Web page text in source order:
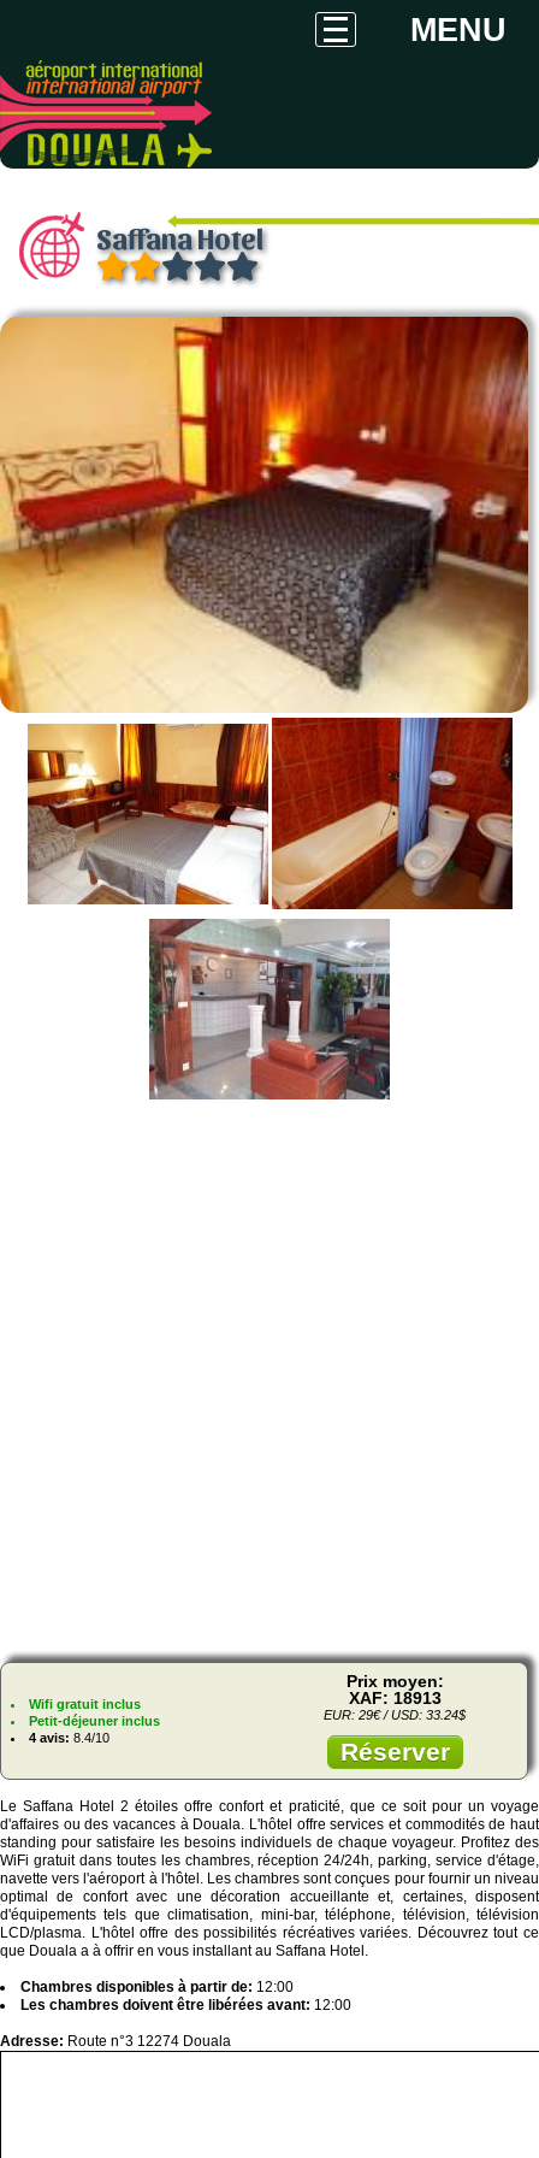
MENU
Saffana Hotel
Wifi gratuit inclus
Petit-déjeuner inclus
4 avis: 8.4/10
Prix moyen:
XAF: 18913
EUR: 29€ / USD: 33.24$
Réserver
Le Saffana Hotel 2 étoiles offre confort et praticité, que ce soit pour un voyage
d'affaires ou des vacances à Douala. L'hôtel offre services et commodités de haut
standing pour satisfaire les besoins individuels de chaque voyageur. Profitez des
WiFi gratuit dans toutes les chambres, réception 24/24h, parking, service d'étage,
navette vers l'aéroport à l'hôtel. Les chambres sont conçues pour fournir un niveau
optimal de confort avec une décoration accueillante et, certaines, disposent
d'équipements tels que climatisation, mini-bar, téléphone, télévision, télévision
LCD/plasma. L'hôtel offre des possibilités récréatives variées. Découvrez tout ce
que Douala a à offrir en vous installant au Saffana Hotel.
Chambres disponibles à partir de: 12:00
Les chambres doivent être libérées avant: 12:00
Adresse: Route n°3 12274 Douala